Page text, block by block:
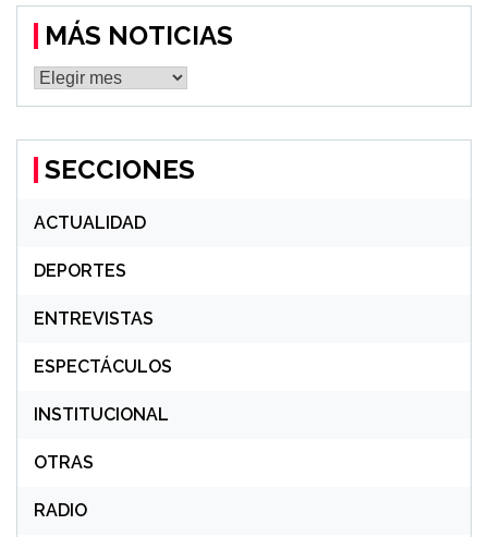
MÁS NOTICIAS
MÁS
NOTICIAS
SECCIONES
ACTUALIDAD
DEPORTES
ENTREVISTAS
ESPECTÁCULOS
INSTITUCIONAL
OTRAS
RADIO